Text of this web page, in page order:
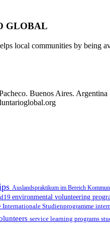
GLOBAL
local communities by being
Buenos Aires. Argentina
Auslandspraktikum im Bereich
environmental volunteering
Internationale Studienprogramme
service learning programs